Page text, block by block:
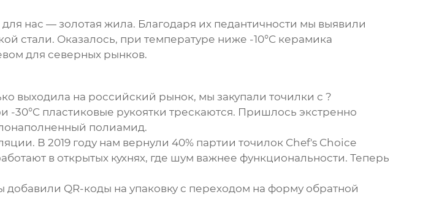
нас — золотая жила. Благодаря их педантичности мы выявили
стали. Оказалось, при температуре ниже -10°C керамика
для северных рынков.
выходила на российский рынок, мы закупали точилки с ?
пластиковые рукоятки трескаются. Пришлось экстренно
полиамид.
В 2019 году нам вернули 40% партии точилок Chef's Choice
в открытых кухнях, где шум важнее функциональности. Теперь
QR-коды на упаковку с переходом на форму обратной